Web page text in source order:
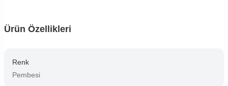
Ürün Özellikleri
Renk
Pembesi